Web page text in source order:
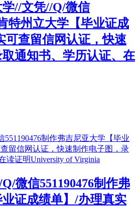
//文凭//Q/微信
特州立大学【毕业证成
可查留信网认证，快速
通知书、学历认证、在
微信551190476制作弗
证成绩单】/办理真实